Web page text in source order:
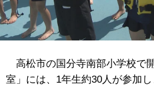
高松市の国分寺南部小学校で
室」には、1年生約30人が参加し